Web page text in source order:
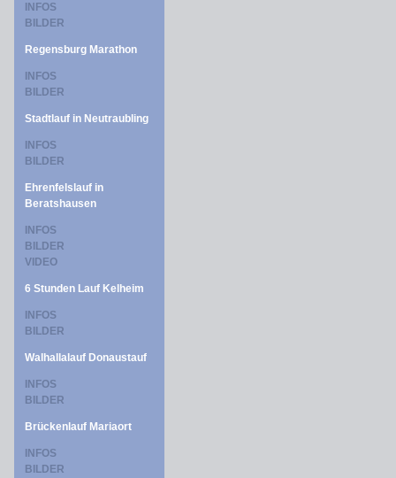
INFOS
BILDER
Regensburg Marathon
INFOS
BILDER
Stadtlauf in Neutraubling
INFOS
BILDER
Ehrenfelslauf in
Beratshausen
INFOS
BILDER
VIDEO
6 Stunden Lauf Kelheim
INFOS
BILDER
Walhallalauf Donaustauf
INFOS
BILDER
Brückenlauf Mariaort
INFOS
BILDER